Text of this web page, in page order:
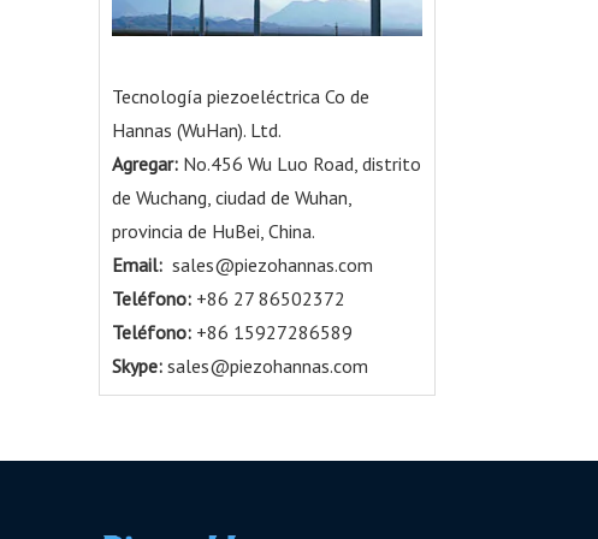
Tecnología piezoeléctrica Co de
Hannas (WuHan). Ltd.
Agregar: No.456 Wu Luo Road, distrito
de Wuchang, ciudad de Wuhan,
provincia de HuBei, China.
Email: sales@piezohannas.com
Teléfono: +86 27 86502372
Teléfono: +86 15927286589
Skype: sales@piezohannas.com